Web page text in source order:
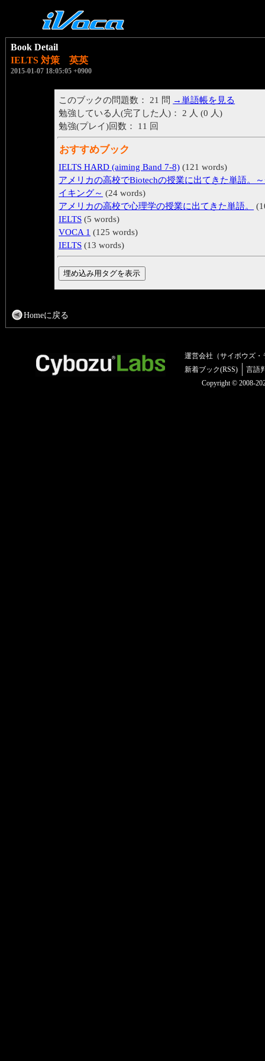
Book Detail
IELTS 対策 英英
2015-01-07 18:05:05 +0900
このブックの問題数： 21 問 →単語帳を見る
勉強している人(完了した人)： 2 人 (0 人)
勉強(プレイ)回数： 11 回
おすすめブック
IELTS HARD (aiming Band 7-8) (121 words)
アメリカの高校でBiotechの授業に出てきた単語。
イキング～ (24 words)
アメリカの高校で心理学の授業に出てきた単語。
IELTS (5 words)
VOCA 1 (125 words)
IELTS (13 words)
Homeに戻る
運営会社（サイボウズ・
新着ブック(RSS)
言語
Copyright © 2008-